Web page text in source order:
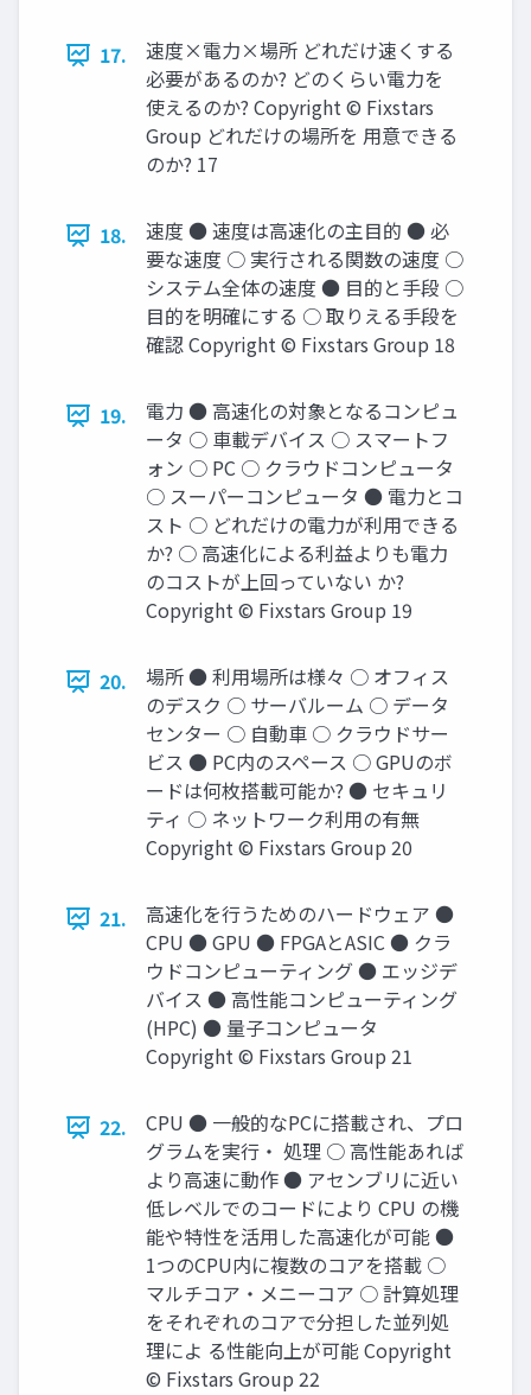
17.
速度×電力×場所 どれだけ速くする
必要があるのか? どのくらい電力を
使えるのか? Copyright © Fixstars
Group どれだけの場所を 用意できる
のか? 17
18.
速度 ● 速度は高速化の主目的 ● 必
要な速度 ○ 実行される関数の速度 ○
システム全体の速度 ● 目的と手段 ○
目的を明確にする ○ 取りえる手段を
確認 Copyright © Fixstars Group 18
19.
電力 ● 高速化の対象となるコンピュ
ータ ○ 車載デバイス ○ スマートフ
ォン ○ PC ○ クラウドコンピュータ
○ スーパーコンピュータ ● 電力とコ
スト ○ どれだけの電力が利用できる
か? ○ 高速化による利益よりも電力
のコストが上回っていない か?
Copyright © Fixstars Group 19
20.
場所 ● 利用場所は様々 ○ オフィス
のデスク ○ サーバルーム ○ データ
センター ○ 自動車 ○ クラウドサー
ビス ● PC内のスペース ○ GPUのボ
ードは何枚搭載可能か? ● セキュリ
ティ ○ ネットワーク利用の有無
Copyright © Fixstars Group 20
21.
高速化を行うためのハードウェア ●
CPU ● GPU ● FPGAとASIC ● クラ
ウドコンピューティング ● エッジデ
バイス ● 高性能コンピューティング
(HPC) ● 量子コンピュータ
Copyright © Fixstars Group 21
22.
CPU ● 一般的なPCに搭載され、プロ
グラムを実行・ 処理 ○ 高性能あれば
より高速に動作 ● アセンブリに近い
低レベルでのコードにより CPU の機
能や特性を活用した高速化が可能 ●
1つのCPU内に複数のコアを搭載 ○
マルチコア・メニーコア ○ 計算処理
をそれぞれのコアで分担した並列処
理によ る性能向上が可能 Copyright
© Fixstars Group 22